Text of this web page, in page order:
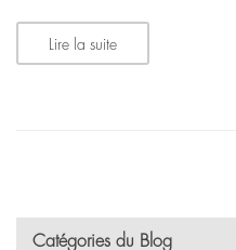
Lire la suite
Catégories du Blog